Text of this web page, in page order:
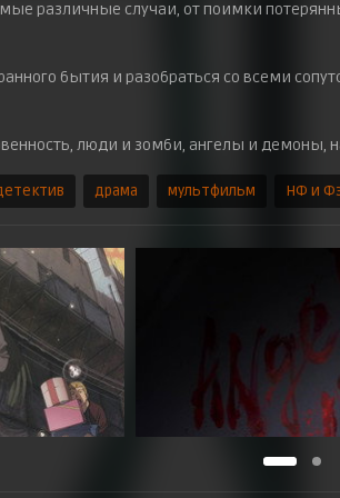
различные случаи, от поимки
бытия и разобраться со всеми
люди и зомби, ангелы и
драма мультфильм НФ и